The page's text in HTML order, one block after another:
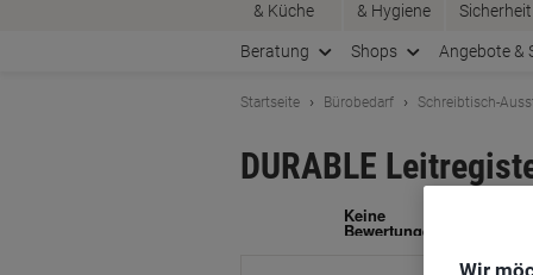
& Küche
& Hygiene
Sicherheit
Beratung Shops Angebote &
Startseite Bürobedarf Schreibtisch-
DURABLE